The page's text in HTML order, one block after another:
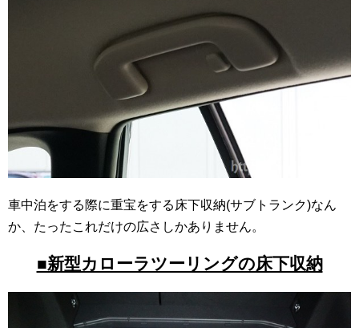
車中泊をする際に重宝をする床下収納(サブトランク)なん
か、たったこれだけの広さしかありません。
■新型カローラツーリングの床下収納